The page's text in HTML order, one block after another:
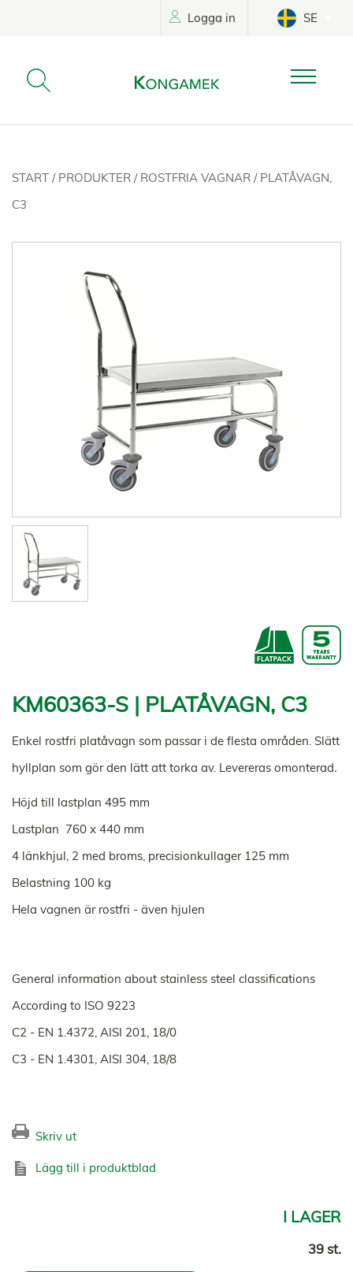
Logga in SE
START / PRODUKTER / ROSTFRIA VAGNAR / PLATÅVAGN,
C3
KM60363-S | PLATÅVAGN, C3
Enkel rostfri platåvagn som passar i de flesta områden. Slätt
hyllplan som gör den lätt att torka av. Levereras omonterad.
Höjd till lastplan 495 mm
Lastplan 760 x 440 mm
4 länkhjul, 2 med broms, precisionkullager 125 mm
Belastning 100 kg
Hela vagnen är rostfri - även hjulen
General information about stainless steel classifications
According to ISO 9223
C2 - EN 1.4372, AISI 201, 18/0
C3 - EN 1.4301, AISI 304, 18/8
Skriv ut
Lägg till i produktblad
I LAGER
39 st.